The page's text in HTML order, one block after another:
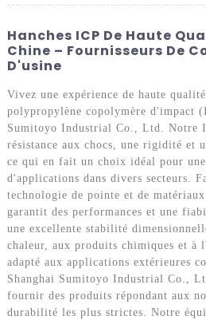
Hanches ICP De Haute
Chine – Fournisseurs De
D'usine
Vivez une expérience de haute qualité
polypropylène copolymère d'impact
Sumitoyo Industrial Co., Ltd. Notre
résistance aux chocs, une rigidité et
ce qui en fait un choix idéal pour
d'applications dans divers secteurs.
technologie de pointe et de
garantit des performances et une
une excellente stabilité
chaleur, aux produits chimiques et à
adapté aux applications extérieures
Shanghai Sumitoyo Industrial Co.,
fournir des produits répondant aux
durabilité les plus strictes. Notre